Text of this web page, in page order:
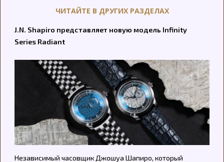
ЧИТАЙТЕ В ДРУГИХ РАЗДЕЛАХ
J.N. Shapiro представляет новую модель Infinity
Series Radiant
Независимый часовщик Джошуа Шапиро, который